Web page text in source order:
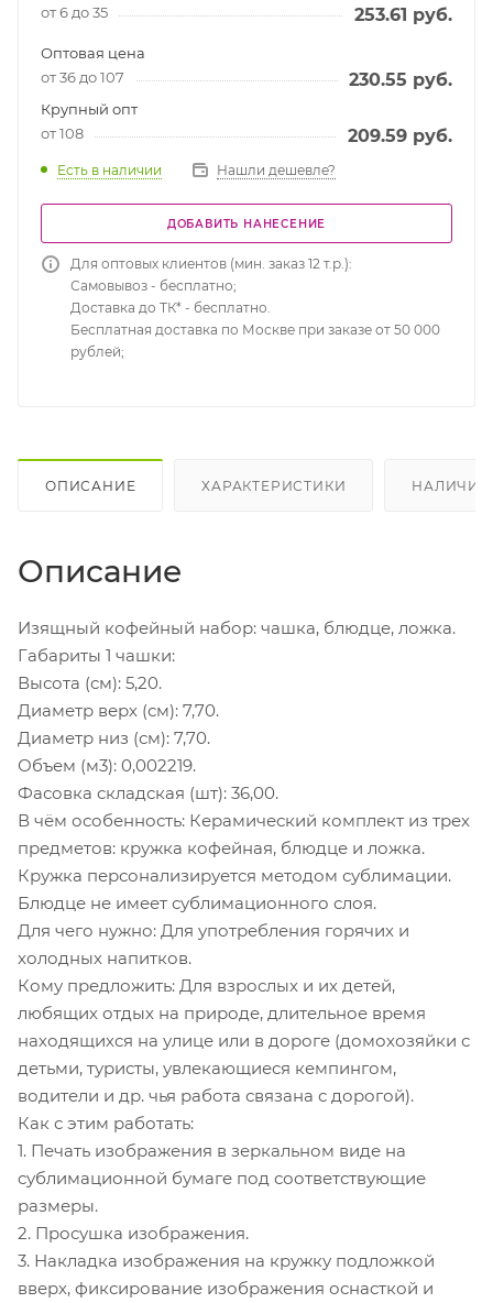
от 6 до 35
253.61 руб.
Оптовая цена
от 36 до 107
230.55 руб.
Крупный опт
от 108
209.59 руб.
Есть в наличии Нашли дешевле?
ДОБАВИТЬ НАНЕСЕНИЕ
Для оптовых клиентов (мин. заказ 12 т.р.):
Самовывоз - бесплатно;
Доставка до ТК* - бесплатно.
Бесплатная доставка по Москве при заказе от 50 000
рублей;
ОПИСАНИЕ ХАРАКТЕРИСТИКИ НАЛИЧИЕ
Описание
Изящный кофейный набор: чашка, блюдце, ложка.
Габариты 1 чашки:
Высота (см): 5,20.
Диаметр верх (см): 7,70.
Диаметр низ (см): 7,70.
Объем (м3): 0,002219.
Фасовка складская (шт): 36,00.
В чём особенность: Керамический комплект из трех
предметов: кружка кофейная, блюдце и ложка.
Кружка персонализируется методом сублимации.
Блюдце не имеет сублимационного слоя.
Для чего нужно: Для употребления горячих и
холодных напитков.
Кому предложить: Для взрослых и их детей,
любящих отдых на природе, длительное время
находящихся на улице или в дороге (домохозяйки с
детьми, туристы, увлекающиеся кемпингом,
водители и др. чья работа связана с дорогой).
Как с этим работать:
1. Печать изображения в зеркальном виде на
сублимационной бумаге под соответствующие
размеры.
2. Просушка изображения.
3. Накладка изображения на кружку подложкой
вверх, фиксирование изображения оснасткой и